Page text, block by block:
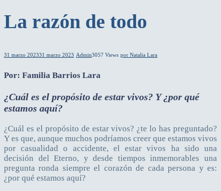
La razón de todo
31 marzo 202331 marzo 2023 Admin3057 Views por Natalia Lara
Por: Familia Barrios Lara
¿Cuál es el propósito de estar vivos? Y ¿por qué
estamos aquí?
¿Cuál es el propósito de estar vivos? ¿te lo has preguntado?
Y es que, aunque muchos podríamos creer que estamos vivos
por casualidad o accidente, el estar vivos ha sido una
decisión del Eterno, y desde tiempos inmemorables una
pregunta ronda siempre el corazón de cada persona y es:
¿por qué estamos aquí?